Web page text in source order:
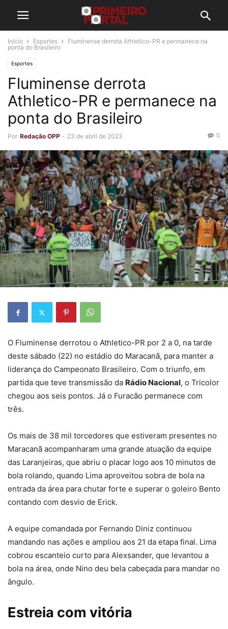
Início Esportes
Fluminense derrota Athletico-PR e permanece na
ponta do Brasileiro
Esportes
Fluminense derrota
Athletico-PR e permanece na
ponta do Brasileiro
Por Redação OPP - 23 de abril de 2023 0
O Fluminense derrotou o Athletico-PR por 2 a 0, na tarde
deste sábado (22) no estádio do Maracanã, para manter a
liderança do Campeonato Brasileiro. Com o triunfo, em
partida que teve transmissão da Rádio Nacional, o Tricolor
chegou aos seis pontos. Já o Furacão permanece com
três.
Os mais de 38 mil torcedores que estiveram presentes no
Maracanã acompanharam uma grande atuação da equipe
das Laranjeiras, que abriu o placar logo aos 10 minutos de
bola rolando, quando Lima aproveitou sobra de bola na
entrada da área para chutar forte e superar o goleiro Bento
contando com desvio de Erick.
A equipe comandada por Fernando Diniz continuou
mandando nas ações e ampliou aos 21 da etapa final. Lima
cobrou escanteio curto para Alexsander, que levantou a
bola na área, onde Nino deu bela cabeçada para mandar no
ângulo.
Estreia com vitória